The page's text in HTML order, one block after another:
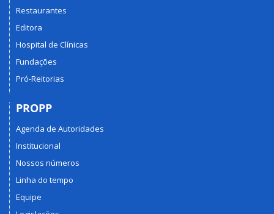
Restaurantes
Editora
Hospital de Clínicas
Fundações
Pró-Reitorias
PROPP
Agenda de Autoridades
Institucional
Nossos números
Linha do tempo
Equipe